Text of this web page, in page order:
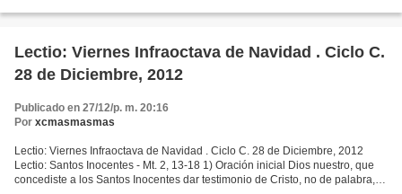
Lectio: Viernes Infraoctava de Navidad . Ciclo C.
28 de Diciembre, 2012
Publicado en 27/12/p. m. 20:16
Por xcmasmasmas
Lectio: Viernes Infraoctava de Navidad . Ciclo C. 28 de Diciembre, 2012
Lectio: Santos Inocentes - Mt. 2, 13-18 1) Oración inicial Dios nuestro, que
concediste a los Santos Inocentes dar testimonio de Cristo, no de palabra,